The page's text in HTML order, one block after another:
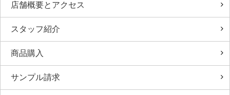
店舗概要とアクセス
スタッフ紹介
商品購入
サンプル請求